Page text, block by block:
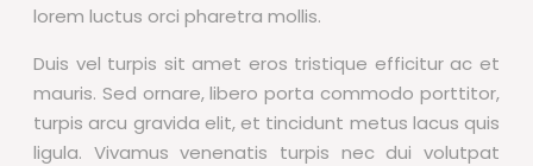
lorem luctus orci pharetra mollis.
Duis vel turpis sit amet eros tristique efficitur ac et
mauris. Sed ornare, libero porta commodo porttitor,
turpis arcu gravida elit, et tincidunt metus lacus quis
ligula. Vivamus venenatis turpis nec dui volutpat